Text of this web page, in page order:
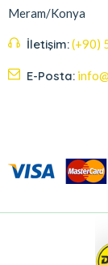
Meram/Konya
İletişim:(+90)
E-Posta: